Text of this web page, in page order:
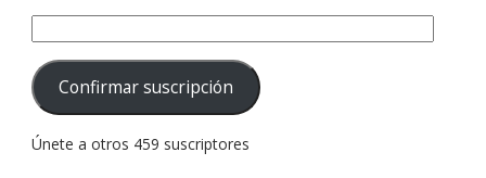
de
correo
electrónico:
Confirmar suscripción
Únete a otros 459 suscriptores